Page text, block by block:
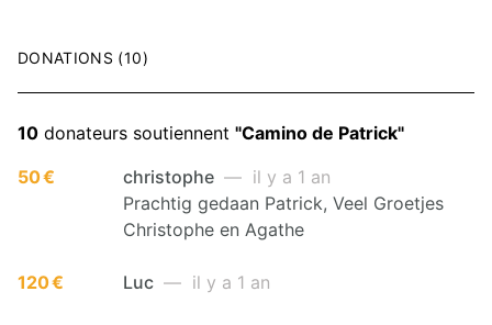
DONATIONS (10)
10 donateurs soutiennent "Camino de Patrick"
50 €
christophe — il y a 1 an
Prachtig gedaan Patrick, Veel Groetjes
Christophe en Agathe
120 € Luc — il y a 1 an